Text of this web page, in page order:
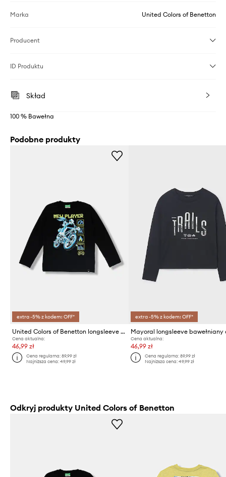
Marka United Colors of Benetton
Producent
ID Produktu
Skład
100 % Bawełna
Podobne produkty
extra -5% z kodem: OFF*
United Colors of Benetton longsleeve bawełniany dziecięcy
Cena aktualna:
46,99 zł
Cena regularna:89,99 zł
Najniższa cena:49,99 zł
extra -5% z kodem: OFF*
Cena aktualna:
46,99 zł
Cena regularna: 89,99 zł
Najniższa cena: 49,99 zł
Odkryj produkty United Colors of Benetton